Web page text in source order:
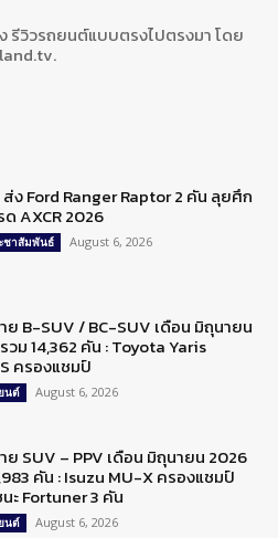
ง รีวิวรถยนต์แบบตรงไปตรงมา โดย
ง Ford Ranger Raptor 2 คัน ลุยศึก
AXCR 2026
ชาสัมพันธ์ August 6, 2026
ย B-SUV / BC-SUV เดือน มิถุนายน
วม 14,362 คัน : Toyota Yaris
ครองแชมป์
นต์ August 6, 2026
ย SUV – PPV เดือน มิถุนายน 2026
คัน : Isuzu MU-X ครองแชมป์
ะ Fortuner 3 คัน
นต์ August 6, 2026